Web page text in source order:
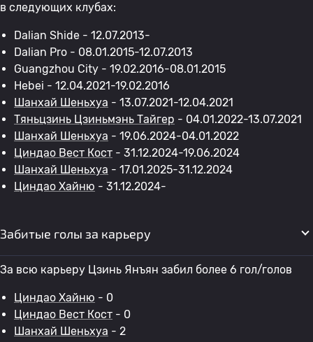
в следующих клубах:
Dalian Shide - 12.07.2013-
Dalian Pro - 08.01.2015-12.07.2013
Guangzhou City - 19.02.2016-08.01.2015
Hebei - 12.04.2021-19.02.2016
Шанхай Шеньхуа - 13.07.2021-12.04.2021
Тяньцзинь Цзиньмэнь Тайгер - 04.01.2022-13.07.2021
Шанхай Шеньхуа - 19.06.2024-04.01.2022
Циндао Вест Кост - 31.12.2024-19.06.2024
Шанхай Шеньхуа - 17.01.2025-31.12.2024
Циндао Хайню - 31.12.2024-
Забитые голы за карьеру
За всю карьеру Цзинь Янъян забил более 6 гол/голов
Циндао Хайню - 0
Циндао Вест Кост - 0
Шанхай Шеньхуа - 2